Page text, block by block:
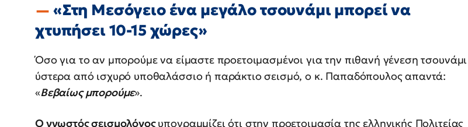
«Στη Μεσόγειο ένα μεγάλο τσουνάμι μπορεί να
χτυπήσει 10-15 χώρες»
Όσο για το αν μπορούμε να είμαστε προετοιμασμένοι για την πιθανή γένεση τσουνάμι
ύστερα από ισχυρό υποθαλάσσιο ή παράκτιο σεισμό, ο κ. Παπαδόπουλος απαντά:
«Βεβαίως μπορούμε».
O γνωστός σεισμολόγοςυπογραμμίζει ότι στην προετοιμασία της ελληνικής Πολιτείας